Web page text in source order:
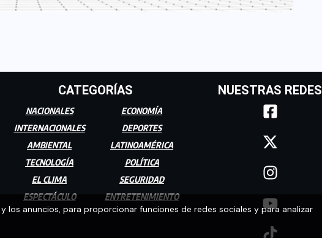
CATEGORÍAS
NACIONALES
INTERNACIONALES
AMBIENTAL
TECNOLOGÍA
EL CLIMA
ESPECTÁCULO
ECONOMÍA
DEPORTES
LATINOAMÉRICA
POLÍTICA
SEGURIDAD
ENTRETENIMIENTO
NUESTRAS REDES
los anuncios, para proporcionar funciones de redes sociales y para analizar